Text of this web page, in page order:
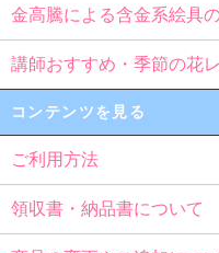
金高騰による含金系絵具
講師おすすめ・季節の花
コンテンツを見る
ご利用方法
領収書・納品書について